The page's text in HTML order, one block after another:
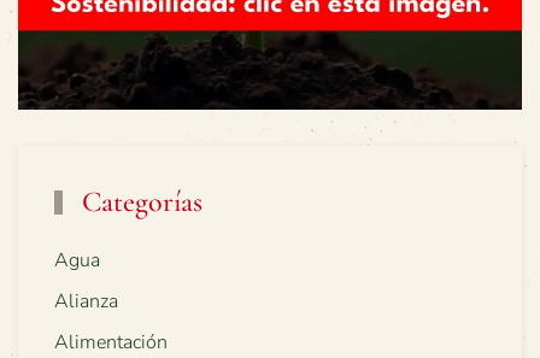
Categorías
Agua
Alianza
Alimentación